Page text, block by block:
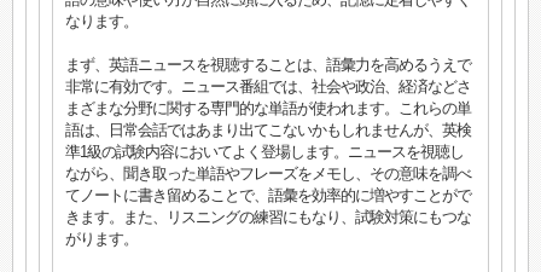
なります。
まず、英語ニュースを視聴することは、語彙力を高めるうえで
非常に有効です。ニュース番組では、社会や政治、経済などさ
まざまな分野に関する専門的な単語が使われます。これらの単
語は、日常会話ではあまり出てこないかもしれませんが、英検
準1級の試験内容においてよく登場します。ニュースを視聴し
ながら、聞き取った単語やフレーズをメモし、その意味を調べ
てノートに書き留めることで、語彙を効率的に増やすことがで
きます。また、リスニングの練習にもなり、試験対策にもつな
がります。